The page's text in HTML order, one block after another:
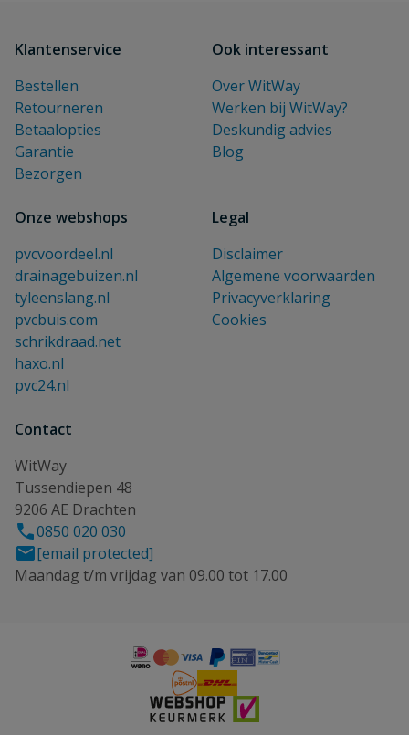
Klantenservice
Bestellen
Retourneren
Betaalopties
Garantie
Bezorgen
Ook interessant
Over WitWay
Werken bij WitWay?
Deskundig advies
Blog
Onze webshops
pvcvoordeel.nl
drainagebuizen.nl
tyleenslang.nl
pvcbuis.com
schrikdraad.net
haxo.nl
pvc24.nl
Legal
Disclaimer
Algemene voorwaarden
Privacyverklaring
Cookies
Contact
WitWay
Tussendiepen 48
9206 AE Drachten
0850 020 030
[email protected]
Maandag t/m vrijdag van 09.00 tot 17.00